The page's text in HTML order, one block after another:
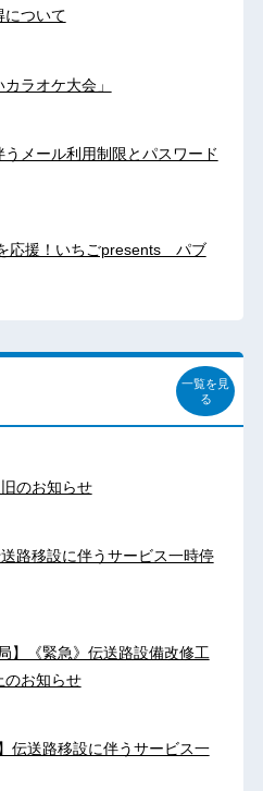
について
ラオケ大会」
うメール利用制限とパスワード
応援！いちごpresents パブ
一覧を見
る
のお知らせ
路移設に伴うサービス一時停
】《緊急》伝送路設備改修工
のお知らせ
伝送路移設に伴うサービス一